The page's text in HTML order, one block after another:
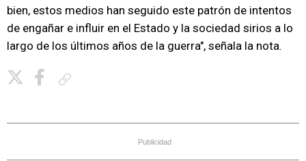
bien, estos medios han seguido este patrón de intentos
de engañar e influir en el Estado y la sociedad sirios a lo
largo de los últimos años de la guerra", señala la nota.
Publicidad